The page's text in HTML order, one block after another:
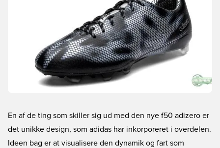
En af de ting som skiller sig ud med den nye f50 adizero er
det unikke design, som adidas har inkorporeret i overdelen.
Ideen bag er at visualisere den dynamik og fart som